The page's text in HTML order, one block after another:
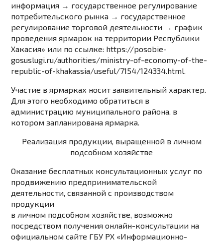
информация → государственное регулирование
потребительского рынка → государственное
регулирование торговой деятельности → график
проведения ярмарок на территории Республики
Хакасия» или по ссылке: https://posobie-
gosuslugi.ru/authorities/ministry-of-economy-of-the-
republic-of-khakassia/useful/7154/124334.html.
Участие в ярмарках носит заявительный характер.
Для этого необходимо обратиться в
администрацию муниципального района, в
котором запланирована ярмарка.
Реализация продукции, выращенной в личном
подсобном хозяйстве
Оказание бесплатных консультационных услуг по
продвижению предпринимательской
деятельности, связанной с производством
продукции
в личном подсобном хозяйстве, возможно
посредством получения онлайн-консультации на
официальном сайте ГБУ РХ «Информационно-